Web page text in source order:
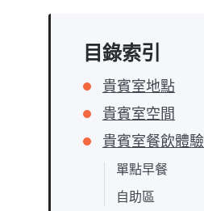
目錄索引
貴賓室地點
貴賓室空間
貴賓室餐飲體驗
單點早餐
自助區